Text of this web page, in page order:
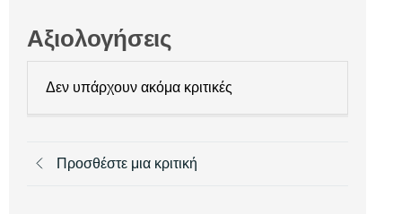
Αξιολογήσεις
Δεν υπάρχουν ακόμα κριτικές
Προσθέστε μια κριτική